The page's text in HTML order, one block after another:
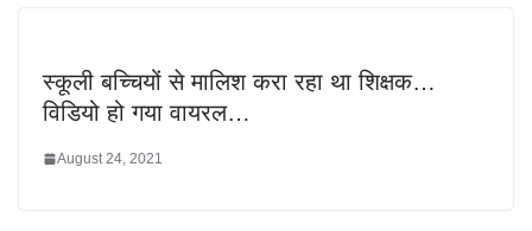
स्कूली बच्चियों से मालिश करा रहा था शिक्षक…
विडियो हो गया वायरल…
August 24, 2021